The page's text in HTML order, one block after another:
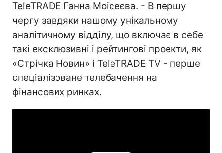
TeleTRADE Ганна Моісеєва. - В першу
чергу завдяки нашому унікальному
аналітичному відділу, що включає в себе
такі ексклюзивні і рейтингові проекти, як
«Стрічка Новин» і TeleTRADE TV - перше
спеціалізоване телебачення на
фінансових ринках.